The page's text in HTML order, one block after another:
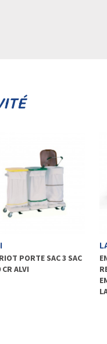
PORTE SAC 3 SAC
ALVI